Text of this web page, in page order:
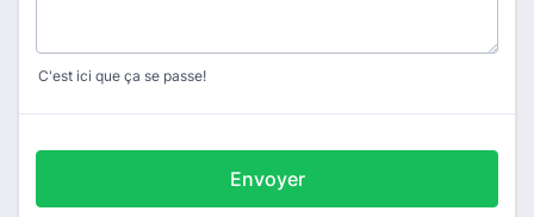
C'est ici que ça se passe!
Envoyer